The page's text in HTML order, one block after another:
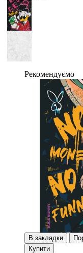
Рекомендуємо
В закладки
Купити